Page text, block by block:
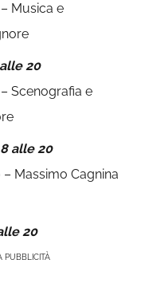
Musica e
20
Scenografia e
alle 20
Massimo Cagnina
20
PUBBLICITÀ